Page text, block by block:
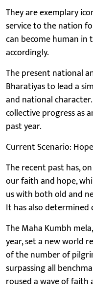
They are exemplary
service to the nation
can become human in
accordingly.
The present national
Bharatiyas to lead a
and national
collective progress as
past year.
Current Scenario:
The recent past has,
our faith and hope,
us with both old and
It has also
The Maha Kumbh
year, set a new world
of the number of
surpassing all
roused a wave of faith